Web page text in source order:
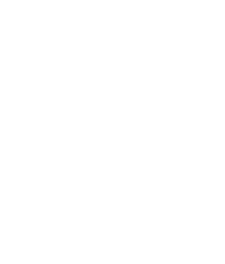
により、写真と異なる場
により、成分・処方が記
る場合がございます。